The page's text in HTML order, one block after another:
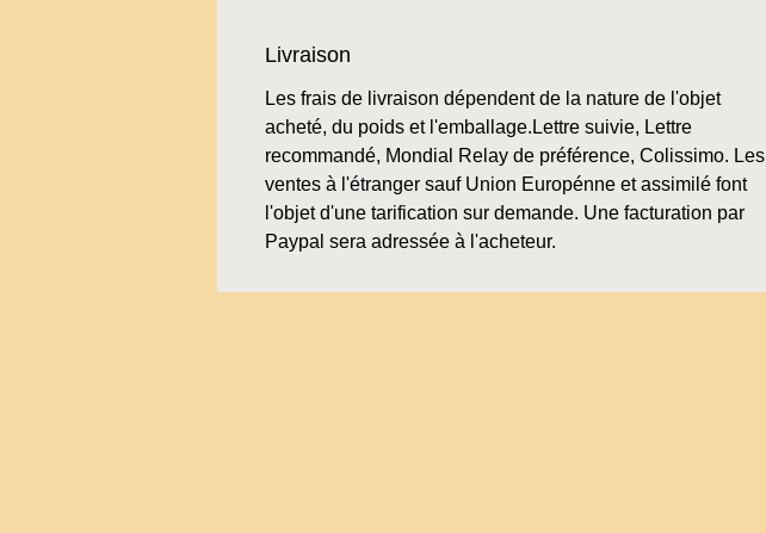
Livraison
Les frais de livraison dépendent de la nature de l'objet
acheté, du poids et l'emballage.Lettre suivie, Lettre
recommandé, Mondial Relay de préférence, Colissimo. Les
ventes à l'étranger sauf Union Europénne et assimilé font
l'objet d'une tarification sur demande. Une facturation par
Paypal sera adressée à l'acheteur.